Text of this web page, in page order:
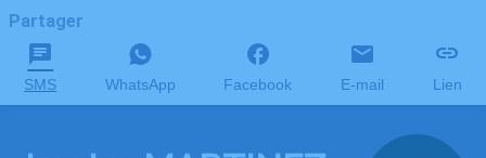
Partager
SMS WhatsApp Facebook E-mail Lien